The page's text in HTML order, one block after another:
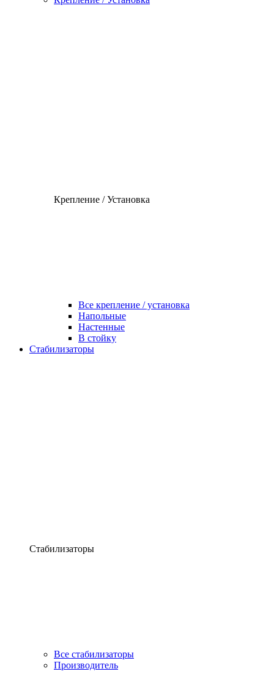
Крепление / Установка
Все крепление / установка
Напольные
Настенные
В стойку
Стабилизаторы
Стабилизаторы
Все стабилизаторы
Производитель